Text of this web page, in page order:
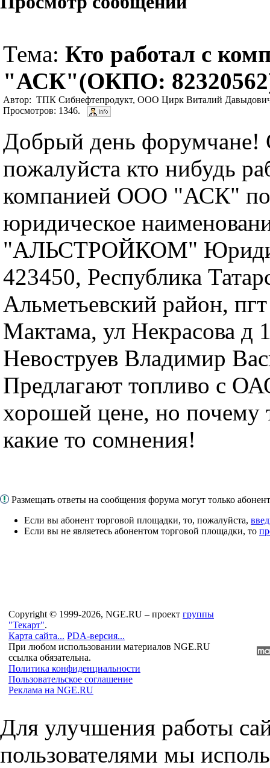
Тема: Кто работал с
"АСК"(ОКПО:
Автор: ТПК Сибнефтепродукт, ООО Цирк Виталий
Просмотров: 1346.
Добрый день форумчане!
пожалуйста кто нибудь
компанией ООО "АСК"
юридическое
"АЛЬСТРОЙКОМ"
423450, Республика
Альметьевский район,
Мактама, ул Некрасова д
Невоструев Владимир
Предлагают топливо с
хорошей цене, но почему
какие то сомнения!
Размещать ответы на сообщения форума могут только
Если вы абонент торговой площадки, то, пожалуйста,
Если вы не являетесь абонентом торговой площадки, то
Copyright © 1999-2026, NGE.RU – проект группы
"Текарт".
Карта сайта... PDA-версия...
При любом использовании материалов NGE.RU
ссылка обязательна.
Политика конфиденциальности
Пользовательское соглашение
Реклама на NGE.RU
Для улучшения работы
пользователями мы